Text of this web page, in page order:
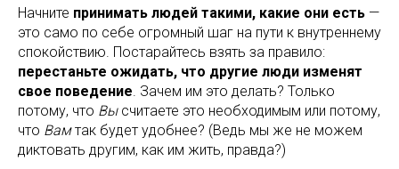
Начните принимать людей такими, какие они есть —
это само по себе огромный шаг на пути к внутреннему
спокойствию. Постарайтесь взять за правило:
перестаньте ожидать, что другие люди изменят
свое поведение . Зачем им это делать? Только
потому, что Высчитаете это необходимым или потому,
что Вамтак будет удобнее? (Ведь мы же не можем
диктовать другим, как им жить, правда?)